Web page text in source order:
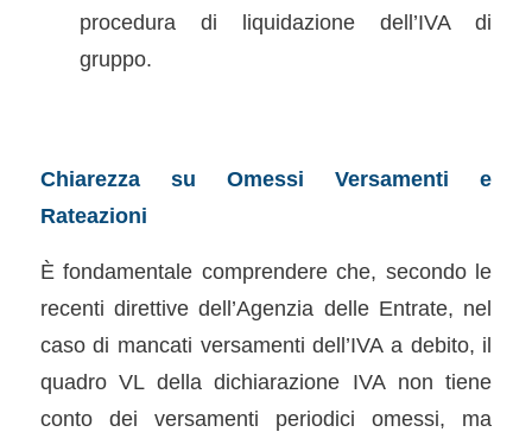
procedura di liquidazione dell’IVA di
gruppo.
Chiarezza su Omessi Versamenti e
Rateazioni
È fondamentale comprendere che, secondo le
recenti direttive dell’Agenzia delle Entrate, nel
caso di mancati versamenti dell’IVA a debito, il
quadro VL della dichiarazione IVA non tiene
conto dei versamenti periodici omessi, ma